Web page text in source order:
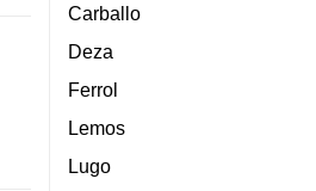
Carballo
Deza
Ferrol
Lemos
Lugo